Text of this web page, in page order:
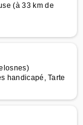
(à 33 km de
handicapé, Tarte